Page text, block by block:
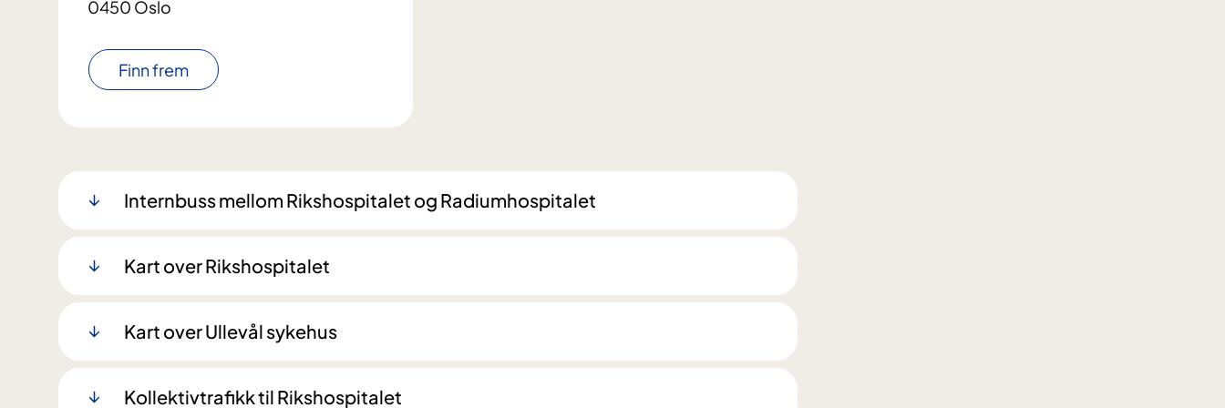
0450 Oslo
Finn frem
Internbuss mellom Rikshospitalet og Radiumhospitalet
Kart over Rikshospitalet
Kart over Ullevål sykehus
Kollektivtrafikk til Rikshospitalet